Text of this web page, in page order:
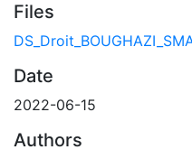
Files
Date
2022-06-15
Authors